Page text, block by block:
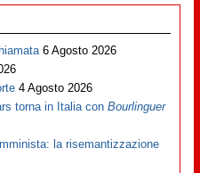
6 Agosto 2026
4 Agosto 2026
torna in Italia conBourlinguer
la risemantizzazione